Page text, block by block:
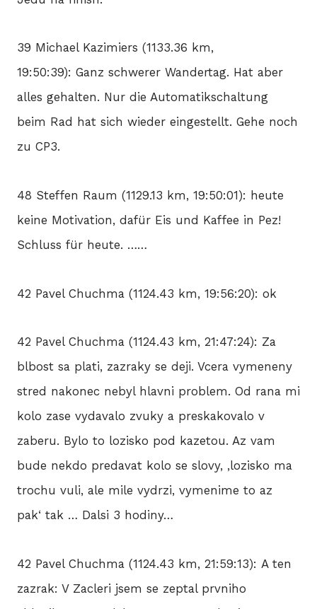
39 Michael Kazimiers (1133.36 km,
19:50:39): Ganz schwerer Wandertag. Hat aber
alles gehalten. Nur die Automatikschaltung
beim Rad hat sich wieder eingestellt. Gehe noch
zu CP3.
48 Steffen Raum (1129.13 km, 19:50:01): heute
keine Motivation, dafür Eis und Kaffee in Pez!
Schluss für heute. ……
42 Pavel Chuchma (1124.43 km, 19:56:20): ok
42 Pavel Chuchma (1124.43 km, 21:47:24): Za
blbost sa plati, zazraky se deji. Vcera vymeneny
stred nakonec nebyl hlavni problem. Od rana mi
kolo zase vydavalo zvuky a preskakovalo v
zaberu. Bylo to lozisko pod kazetou. Az vam
bude nekdo predavat kolo se slovy, ‚lozisko ma
trochu vuli, ale mile vydrzi, vymenime to az
pak‘ tak … Dalsi 3 hodiny…
42 Pavel Chuchma (1124.43 km, 21:59:13): A ten
zazrak: V Zacleri jsem se zeptal prvniho